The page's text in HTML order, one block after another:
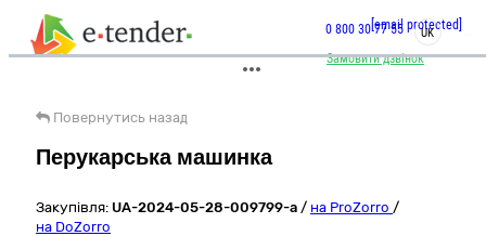
Замовити дзвінок
0 800 30 77 55[email protected]
UK
Повернутись назад
Перукарська машинка
Закупівля: UA-2024-05-28-009799-a / на ProZorro /
на DoZorro